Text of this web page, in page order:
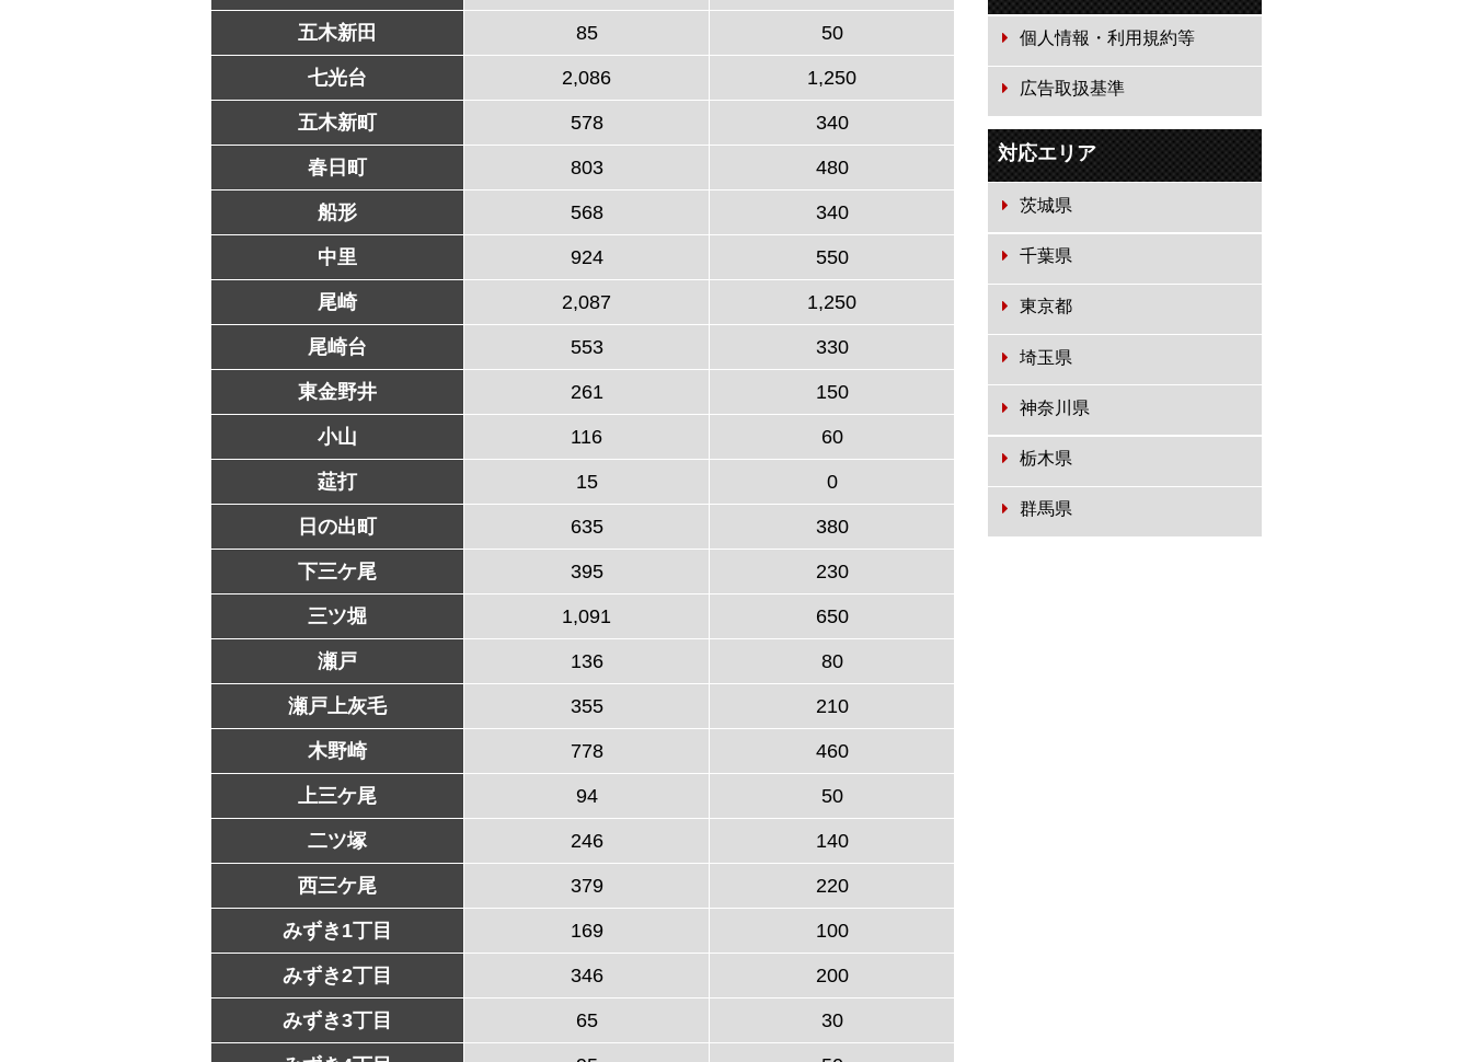
五木新田 85 50
七光台 2,086 1,250
五木新町 578 340
春日町 803 480
船形 568 340
中里 924 550
尾崎 2,087 1,250
尾崎台 553 330
東金野井 261 150
小山 116 60
莚打 15 0
日の出町 635 380
下三ケ尾 395 230
三ツ堀 1,091 650
瀬戸 136 80
瀬戸上灰毛 355 210
木野崎 778 460
上三ケ尾 94 50
二ツ塚 246 140
西三ケ尾 379 220
みずき1丁目 169 100
みずき2丁目 346 200
みずき3丁目 65 30
個人情報・利用規約等
広告取扱基準
対応エリア
茨城県
千葉県
東京都
埼玉県
神奈川県
栃木県
群馬県